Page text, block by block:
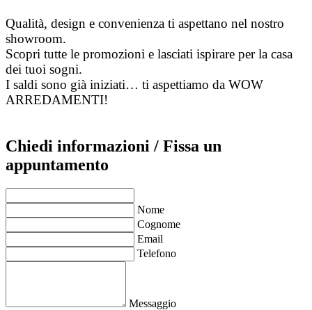
Qualità, design e convenienza ti aspettano nel nostro
showroom.
Scopri tutte le promozioni e lasciati ispirare per la casa
dei tuoi sogni.
I saldi sono già iniziati… ti aspettiamo da WOW
ARREDAMENTI!
Chiedi informazioni / Fissa un
appuntamento
Nome
Cognome
Email
Telefono
Messaggio